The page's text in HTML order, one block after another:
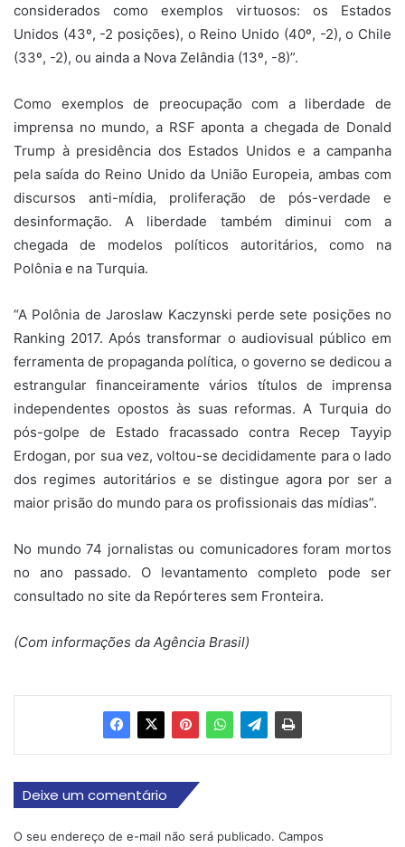
considerados como exemplos virtuosos: os Estados
Unidos (43º, -2 posições), o Reino Unido (40º, -2), o Chile
(33º, -2), ou ainda a Nova Zelândia (13º, -8)”.
Como exemplos de preocupação com a liberdade de
imprensa no mundo, a RSF aponta a chegada de Donald
Trump à presidência dos Estados Unidos e a campanha
pela saída do Reino Unido da União Europeia, ambas com
discursos anti-mídia, proliferação de pós-verdade e
desinformação. A liberdade também diminui com a
chegada de modelos políticos autoritários, como na
Polônia e na Turquia.
“A Polônia de Jaroslaw Kaczynski perde sete posições no
Ranking 2017. Após transformar o audiovisual público em
ferramenta de propaganda política, o governo se dedicou a
estrangular financeiramente vários títulos de imprensa
independentes opostos às suas reformas. A Turquia do
pós-golpe de Estado fracassado contra Recep Tayyip
Erdogan, por sua vez, voltou-se decididamente para o lado
dos regimes autoritários e se distingue agora por ser a
maior prisão do mundo para os profissionais das mídias”.
No mundo 74 jornalistas ou comunicadores foram mortos
no ano passado. O levantamento completo pode ser
consultado no site da Repórteres sem Fronteira.
(Com informações da Agência Brasil)
Deixe um comentário
O seu endereço de e-mail não será publicado. Campos